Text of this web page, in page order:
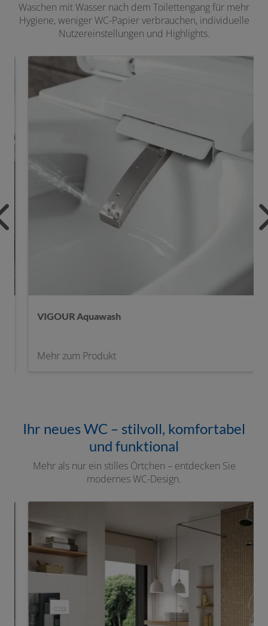
Waschen mit Wasser nach dem Toilettengang für mehr
Hygiene, weniger WC-Papier verbrauchen, individuelle
Nutzereinstellungen und Highlights.
VIGOUR Aquawash
Mehr zum Produkt
Ihr neues WC – stilvoll, komfortabel
und funktional
Mehr als nur ein stilles Örtchen – entdecken Sie
modernes WC-Design.